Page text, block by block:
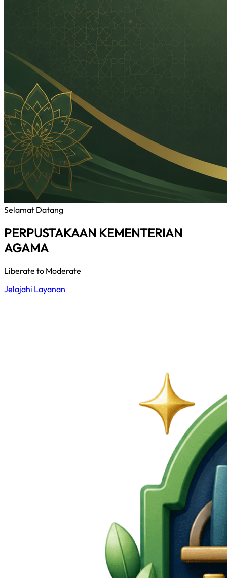
Selamat Datang
PERPUSTAKAAN KEMENTERIAN
AGAMA
Liberate to Moderate
Jelajahi Layanan